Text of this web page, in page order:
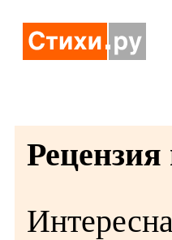
Рецензия